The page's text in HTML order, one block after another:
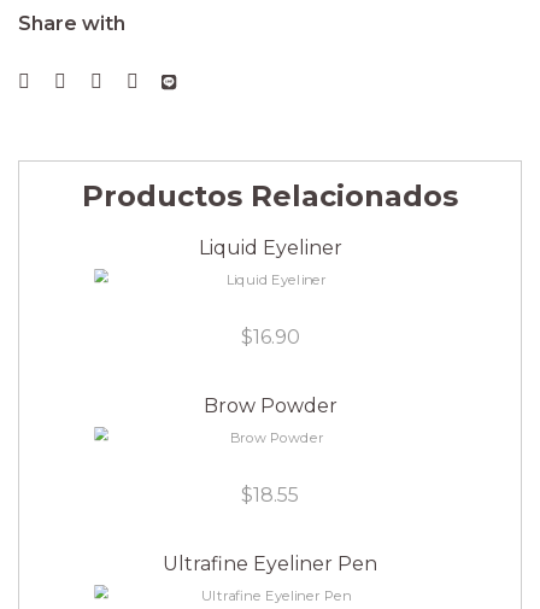
Share with
Productos Relacionados
Liquid Eyeliner
$16.90
Brow Powder
$18.55
Ultrafine Eyeliner Pen